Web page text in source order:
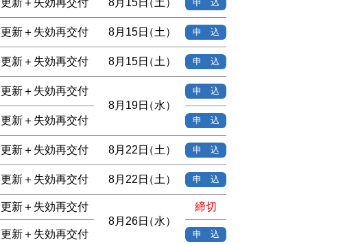
更新＋失効再交付 8月15日（土） 申 込
更新＋失効再交付 8月15日（土） 申 込
更新＋失効再交付 8月15日（土） 申 込
更新＋失効再交付
8月19日（水）
申 込
更新＋失効再交付 申 込
更新＋失効再交付 8月22日（土） 申 込
更新＋失効再交付 8月22日（土） 申 込
更新＋失効再交付
8月26日（水）
締切
更新＋失効再交付 申 込